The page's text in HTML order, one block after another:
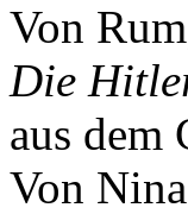
Von
Die
aus dem
Von